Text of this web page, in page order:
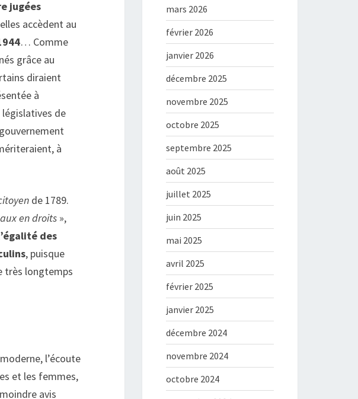
jugées
accèdent au
… Comme
grâce au
diraient
à
législatives de
à
de 1789.
en droits »,
des
, puisque
très longtemps
l’écoute
et les femmes,
avis
mars 2026
février 2026
janvier 2026
décembre 2025
novembre 2025
octobre 2025
septembre 2025
août 2025
juillet 2025
juin 2025
mai 2025
avril 2025
février 2025
janvier 2025
décembre 2024
novembre 2024
octobre 2024